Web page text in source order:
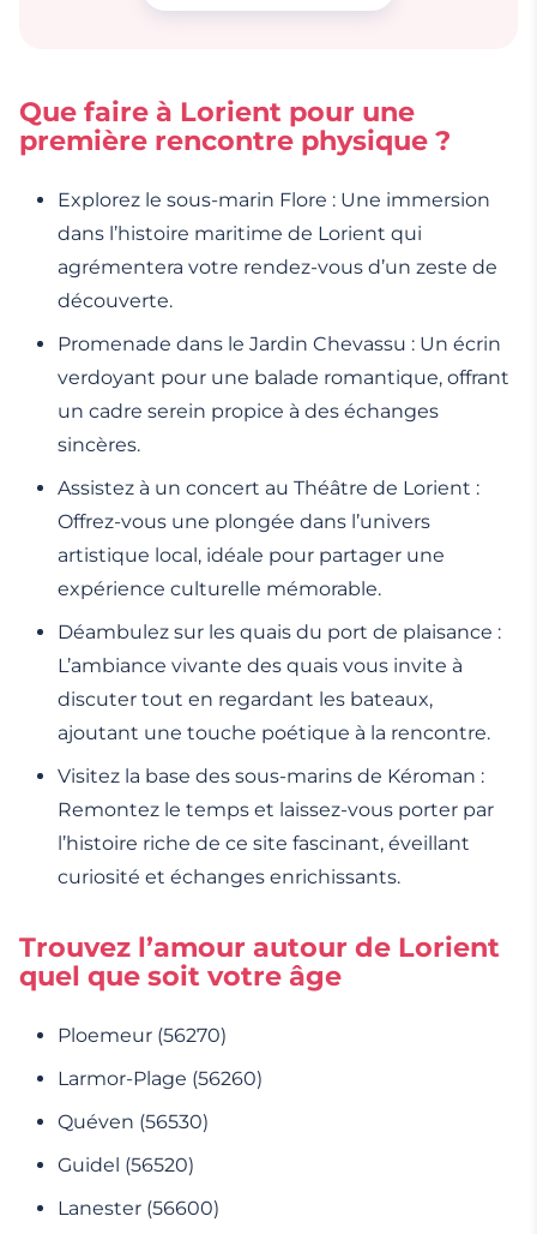
Que faire à Lorient pour une
première rencontre physique ?
Explorez le sous-marin Flore : Une immersion
dans l’histoire maritime de Lorient qui
agrémentera votre rendez-vous d’un zeste de
découverte.
Promenade dans le Jardin Chevassu : Un écrin
verdoyant pour une balade romantique, offrant
un cadre serein propice à des échanges
sincères.
Assistez à un concert au Théâtre de Lorient :
Offrez-vous une plongée dans l’univers
artistique local, idéale pour partager une
expérience culturelle mémorable.
Déambulez sur les quais du port de plaisance :
L’ambiance vivante des quais vous invite à
discuter tout en regardant les bateaux,
ajoutant une touche poétique à la rencontre.
Visitez la base des sous-marins de Kéroman :
Remontez le temps et laissez-vous porter par
l’histoire riche de ce site fascinant, éveillant
curiosité et échanges enrichissants.
Trouvez l’amour autour de Lorient
quel que soit votre âge
Ploemeur (56270)
Larmor-Plage (56260)
Quéven (56530)
Guidel (56520)
Lanester (56600)